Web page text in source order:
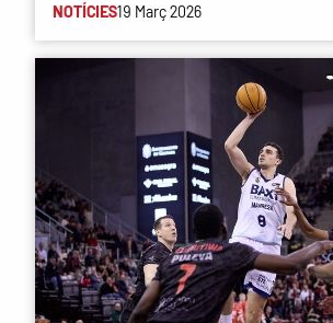
NOTÍCIES19 Març 2026